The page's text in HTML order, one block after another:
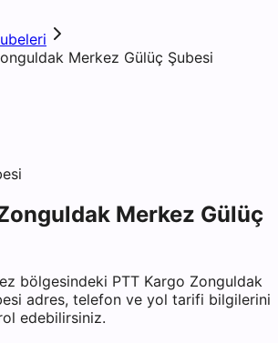
Merkez Gülüç Şubesi
Merkez Gülüç
bölgesindeki PTT Kargo Zonguldak
adres, telefon ve yol tarifi bilgilerini
edebilirsiniz.